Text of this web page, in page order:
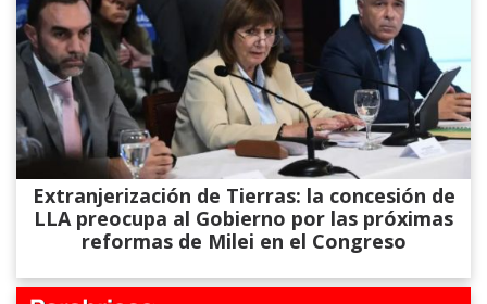
Extranjerización de Tierras: la concesión de
LLA preocupa al Gobierno por las próximas
reformas de Milei en el Congreso